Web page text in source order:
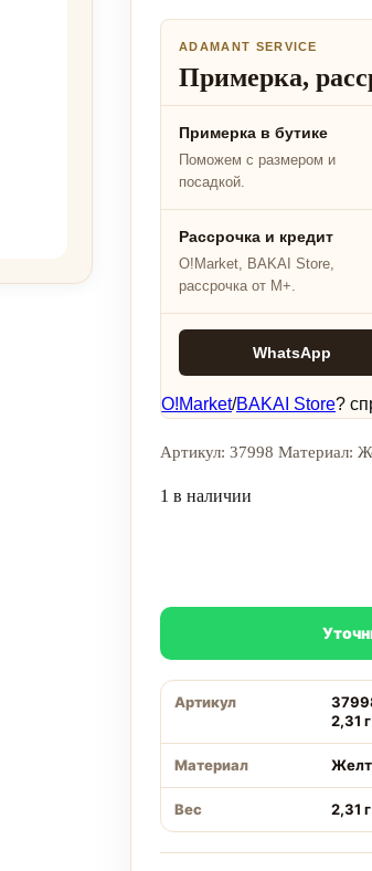
ADAMANT SERVICE
Примерка,
Примерка в бутике
Поможем с размером и
посадкой.
Рассрочка и кредит
O!Market, BAKAI Store,
рассрочка от M+.
WhatsApp
O!Market/BAKAI Store?
Артикул: 37998 Материал:
1 в наличии
Артикул
2,31 г
Материал
Вес 2,31 г